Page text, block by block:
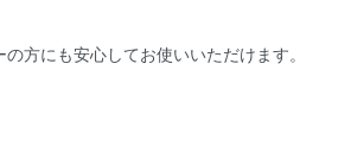
方にも安心してお使いいただけます。